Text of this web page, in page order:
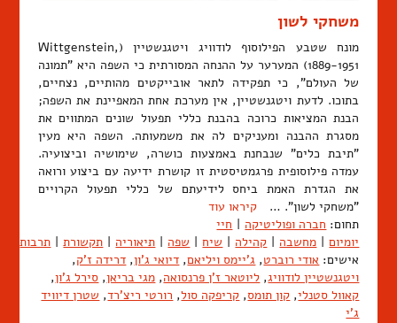
משחקי לשון
מונח שטבע הפילוסוף לודוויג ויטגנשטיין (Wittgenstein,
1889-1951) המערער על ההנחה המסורתית כי השפה היא "תמונה
של העולם", כי תפקידה לתאר אובייקטים מהותיים, נצחיים,
בתוכו. לדעת ויטגנשטיין, אין מערכת אחת המאפיינת את השפה;
הבנת המציאות כרוכה בהבנת כללי תפעול שונים המתווים את
מסגרת ההבנה ומעניקים לה את משמעותה. השפה היא מעין
"תיבת כלים" שנבחנת באמצעות כושרה, שימושיה וביצועיה.
עמדה פילוסופית פרגמטיסטית זו קושרת ידיעה עם ביצוע ורואה
את הגדרת האמת ביחס לידיעתם של כללי תפעול הקרויים
"משחקי לשון". … קיראו עוד
תחום: חברה ופוליטיקה | חיי
יומיום | מחשבה | קהילה | שיח | שפה | תיאוריה | תקשורת | תרבות
אישים: אודי רוברט, ג'יימס ויליאם, דיואי ג'ון, דרידה ז'ק,
ויטגנשטיין לודוויג, ליוטאר ז'ן פרנסואה, מגי בריאן, סירל ג'ון,
קאוול סטנלי, קון תומס, קריפקה סול, רורטי ריצ'רד, שטרן דיוויד
ג'י